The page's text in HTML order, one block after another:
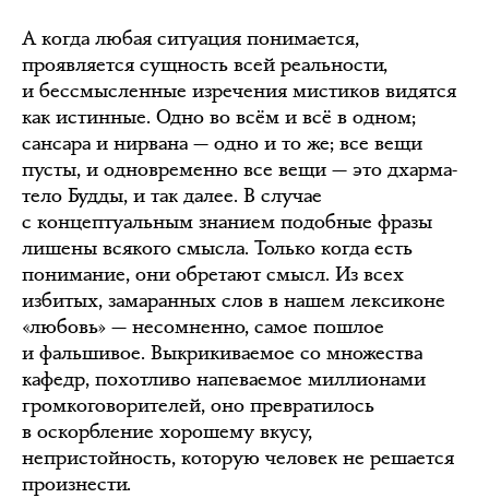
А когда любая ситуация понимается,
проявляется сущность всей реальности,
и бессмысленные изречения мистиков видятся
как истинные. Одно во всём и всё в одном;
сансара и нирвана — одно и то же; все вещи
пусты, и одновременно все вещи — это дхарма-
тело Будды, и так далее. В случае
с концептуальным знанием подобные фразы
лишены всякого смысла. Только когда есть
понимание, они обретают смысл. Из всех
избитых, замаранных слов в нашем лексиконе
«любовь» — несомненно, самое пошлое
и фальшивое. Выкрикиваемое со множества
кафедр, похотливо напеваемое миллионами
громкоговорителей, оно превратилось
в оскорбление хорошему вкусу,
непристойность, которую человек не решается
произнести.